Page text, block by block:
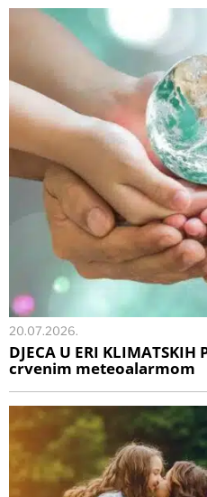
20.07.2026.
DJECA U ERI
crvenim meteoalarmom